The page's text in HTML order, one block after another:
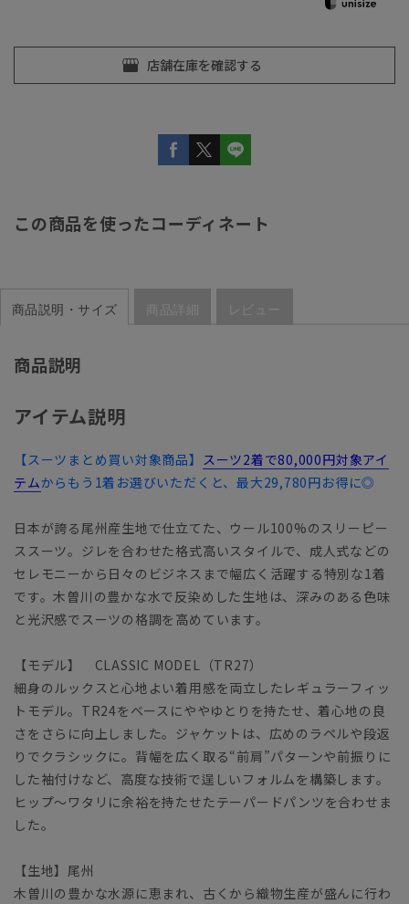
この商品を使ったコーディネート
商品説明・サイズ 商品詳細 レビュー
商品説明
アイテム説明
【スーツまとめ買い対象商品】 スーツ2着で80,000円対象アイ
テムからもう1着お選びいただくと、最大29,780円お得に◎
日本が誇る尾州産生地で仕立てた、ウール100%のスリーピー
ススーツ。ジレを合わせた格式高いスタイルで、成人式などの
セレモニーから日々のビジネスまで幅広く活躍する特別な1着
です。木曽川の豊かな水で反染めした生地は、深みのある色味
と光沢感でスーツの格調を高めています。
【モデル】 CLASSIC MODEL（TR27）
細身のルックスと心地よい着用感を両立したレギュラーフィッ
トモデル。TR24をベースにややゆとりを持たせ、着心地の良
さをさらに向上しました。ジャケットは、広めのラペルや段返
りでクラシックに。背幅を広く取る“前肩”パターンや前振りに
した袖付けなど、高度な技術で逞しいフォルムを構築します。
ヒップ～ワタリに余裕を持たせたテーパードパンツを合わせま
した。
【生地】尾州
木曽川の豊かな水源に恵まれ、古くから織物生産が盛んに行わ